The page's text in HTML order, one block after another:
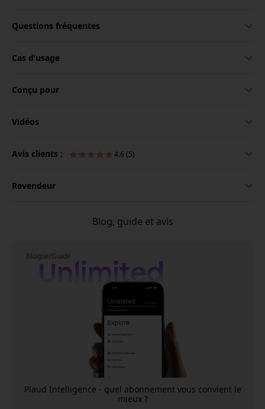
Questions fréquentes
Cas d’usage
Conçu pour
Vidéos
Avis clients : 4.6 (5)
Revendeur
Blog, guide et avis
Blogue/Guide
Plaud Intelligence - quel abonnement vous convient le
mieux ?